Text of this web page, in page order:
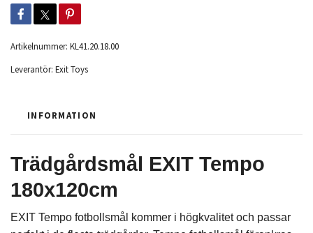
Artikelnummer: KL41.20.18.00
Leverantör: Exit Toys
INFORMATION
Trädgårdsmål EXIT Tempo
180x120cm
EXIT Tempo fotbollsmål kommer i högkvalitet och passar